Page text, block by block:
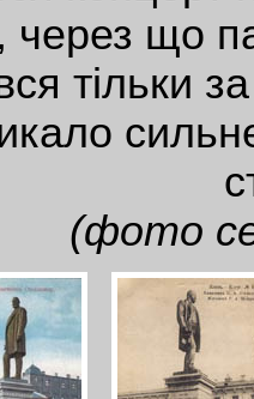
через що
тільки
(фото